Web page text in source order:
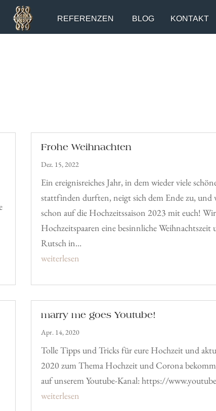
REFERENZEN BLOG KONTAKT
Frohe Weihnachten
Dez. 15, 2022
Ein ereignisreiches Jahr, in dem wieder viele
stattfinden durften, neigt sich dem Ende zu, und
schon auf die Hochzeitssaison 2023 mit euch!
Hochzeitspaaren eine besinnliche Weihnachtszeit
Rutsch in…
weiterlesen
marry me goes Youtube!
Apr. 14, 2020
Tolle Tipps und Tricks für eure Hochzeit und
2020 zum Thema Hochzeit und Corona
auf unserem Youtube-Kanal: https://
weiterlesen